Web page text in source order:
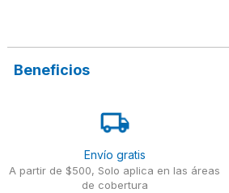
Beneficios
Envío gratis
A partir de $500, Solo aplica en las áreas
de cobertura